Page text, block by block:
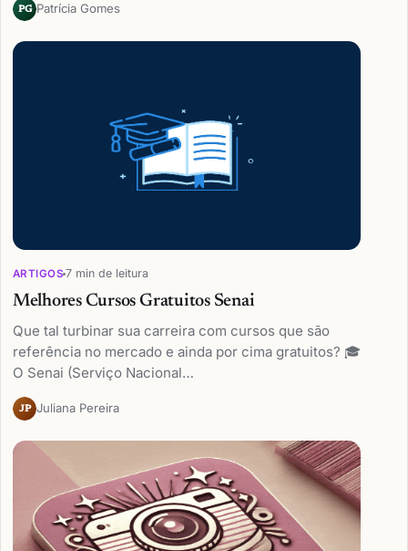
PG Patrícia Gomes
ARTIGOS 7 min de leitura
Melhores Cursos Gratuitos Senai
Que tal turbinar sua carreira com cursos que são
referência no mercado e ainda por cima gratuitos? 🎓
O Senai (Serviço Nacional…
JP Juliana Pereira